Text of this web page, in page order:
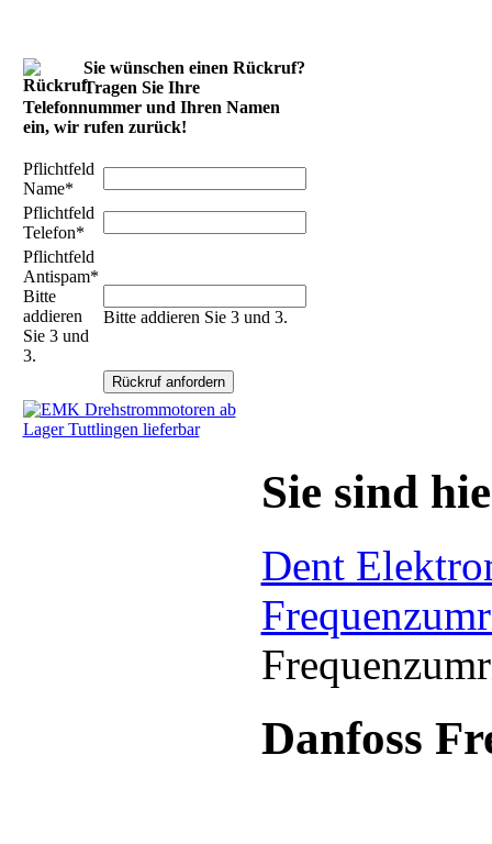
Sie wünschen einen Rückruf?
Tragen Sie Ihre
Telefonnummer und Ihren Namen
ein, wir rufen zurück!
Pflichtfeld
Name*
Pflichtfeld
Telefon*
Pflichtfeld
Antispam*
Bitte
addieren
Sie 3 und
3.
Bitte addieren Sie 3 und 3.
Sie sind
Dent
Danfoss